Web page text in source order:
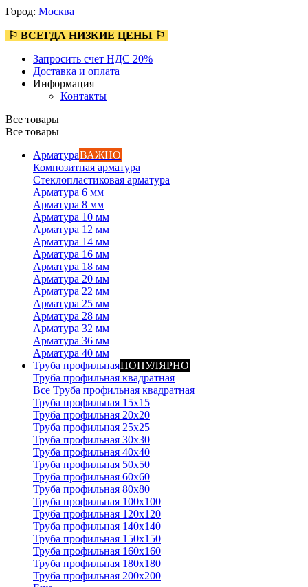
Город: Москва
⚐ ВСЕГДА НИЗКИЕ ЦЕНЫ ⚐
Запросить счет НДС 20%
Доставка и оплата
Информация
Контакты
Все товары
Все товары
АрматураВАЖНО
Композитная арматура
Стеклопластиковая арматура
Арматура 6 мм
Арматура 8 мм
Арматура 10 мм
Арматура 12 мм
Арматура 14 мм
Арматура 16 мм
Арматура 18 мм
Арматура 20 мм
Арматура 22 мм
Арматура 25 мм
Арматура 28 мм
Арматура 32 мм
Арматура 36 мм
Арматура 40 мм
Труба профильнаяПОПУЛЯРНО
Труба профильная квадратная
Все Труба профильная квадратная
Труба профильная 15х15
Труба профильная 20x20
Труба профильная 25x25
Труба профильная 30x30
Труба профильная 40x40
Труба профильная 50x50
Труба профильная 60x60
Труба профильная 80x80
Труба профильная 100x100
Труба профильная 120x120
Труба профильная 140х140
Труба профильная 150х150
Труба профильная 160х160
Труба профильная 180х180
Труба профильная 200х200